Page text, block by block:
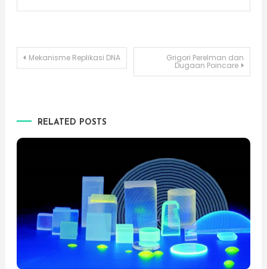
Post
Mekanisme Replikasi DNA Grigori Perelman dan
Dugaan Poincare
RELATED POSTS